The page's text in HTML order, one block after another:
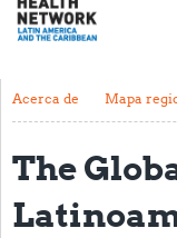
Acerca de
Contacto
Actividades y eventos
Clubs de
Acerca de Mapa
The